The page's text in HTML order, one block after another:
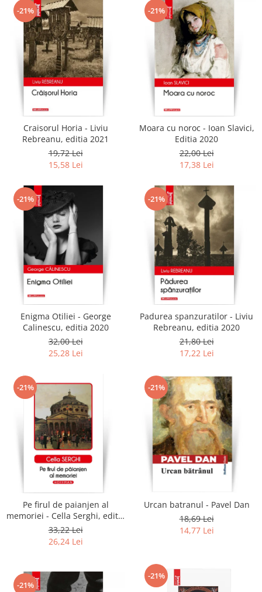
-21%
Craisorul Horia - Liviu
Rebreanu, editia 2021
19,72 Lei
15,58 Lei
-21%
Moara cu noroc - Ioan Slavici,
Editia 2020
22,00 Lei
17,38 Lei
-21%
Enigma Otiliei - George
Calinescu, editia 2020
32,00 Lei
25,28 Lei
-21%
Padurea spanzuratilor - Liviu
Rebreanu, editia 2020
21,80 Lei
17,22 Lei
-21%
Pe firul de paianjen al
memoriei - Cella Serghi, editia
2020
33,22 Lei
26,24 Lei
-21%
Urcan batranul - Pavel Dan
18,69 Lei
14,77 Lei
-21%
-21%